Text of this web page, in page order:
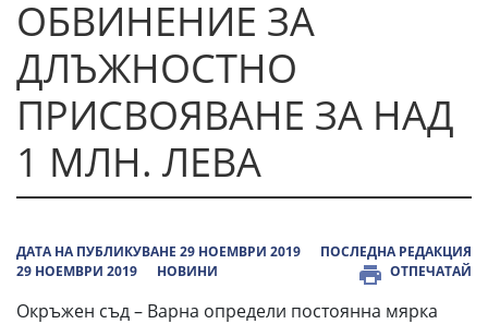
ОБВИНЕНИЕ ЗА
ДЛЪЖНОСТНО
ПРИСВОЯВАНЕ ЗА НАД
1 МЛН. ЛЕВА
ДАТА НА ПУБЛИКУВАНЕ 29 НОЕМВРИ 2019
ПОСЛЕДНА РЕДАКЦИЯ
29 НОЕМВРИ 2019
НОВИНИ ОТПЕЧАТАЙ
Окръжен съд – Варна определи постоянна мярка